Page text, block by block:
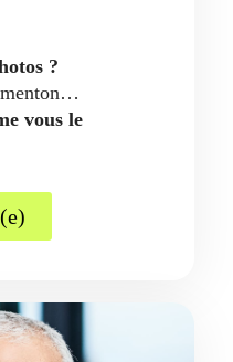
?
vous le